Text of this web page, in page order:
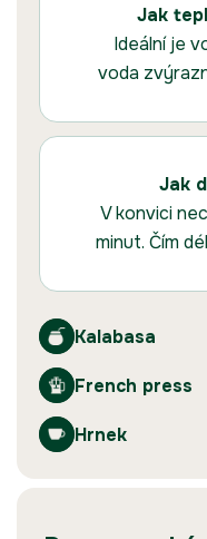
Jak
Ideální je
voda
Jak
V konvici
minut. Čím
Kalabasa
French press
Hrnek